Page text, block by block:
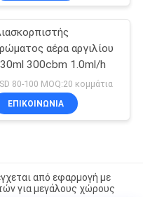
αέρα αργιλίου
300cbm 1.0ml/h
80-100 MOQ:20 κομμάτια
ΕΠΙΚΟΙΝΩΝΊΑ
από εφαρμογή με
για μεγάλους χώρους